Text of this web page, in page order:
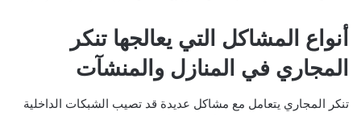
أنواع المشاكل التي يعالجها تنكر
المجاري في المنازل والمنشآت
تنكر المجاري يتعامل مع مشاكل عديدة قد تصيب الشبكات الداخلية